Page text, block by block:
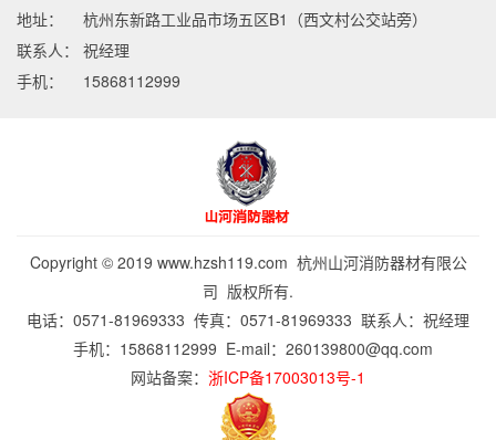
地址：
杭州东新路工业品市场五区B1（西文村公交站旁）
联系人：
祝经理
手机：
15868112999
Copyright © 2019 www.hzsh119.com 杭州山河消防器材有限公
司 版权所有.
电话：0571-81969333 传真：0571-81969333 联系人：祝经理
手机：15868112999 E-mail： 260139800@qq.com
网站备案： 浙ICP备17003013号-1